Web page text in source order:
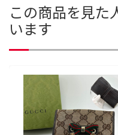
この商品を見た
います